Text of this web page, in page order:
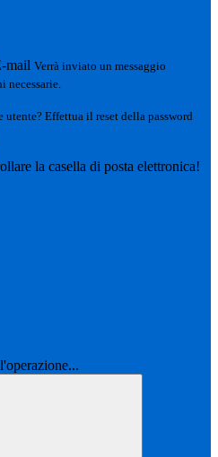
mail Verrà inviato un messaggio
necessarie.
utente? Effettua il reset della password
la casella di posta elettronica!